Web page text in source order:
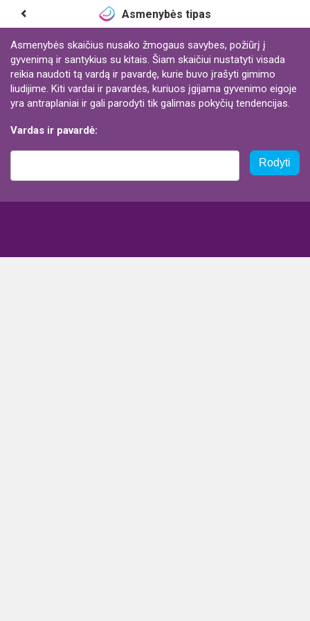
Asmenybės tipas
Asmenybės skaičius nusako žmogaus savybes, požiūrį į
gyvenimą ir santykius su kitais. Šiam skaičiui nustatyti visada
reikia naudoti tą vardą ir pavardę, kurie buvo įrašyti gimimo
liudijime. Kiti vardai ir pavardės, kuriuos įgijama gyvenimo eigoje
yra antraplaniai ir gali parodyti tik galimas pokyčių tendencijas.
Vardas ir pavardė:
Rodyti